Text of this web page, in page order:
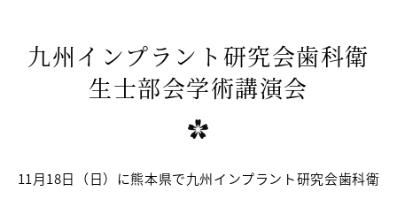
九州インプラント研究会歯科衛
生士部会学術講演会
11月18日（日）に熊本県で九州インプラント研究会歯科衛